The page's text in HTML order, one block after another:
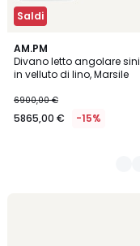
Saldi
AM.PM
Divano letto angolare
in velluto di lino, Marsile
6900,00 €
5865,00 € -15%
5
Colori